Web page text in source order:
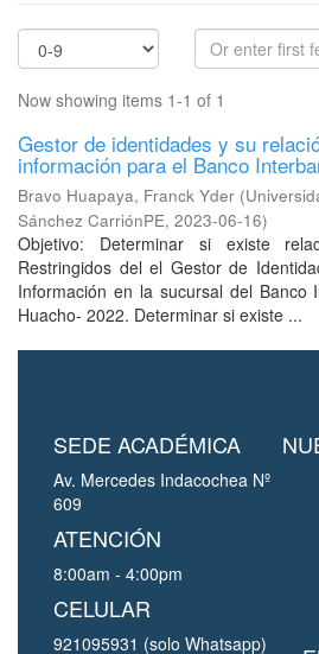
Now showing items 1-1 of 1
Gestor de identidades y su
información para el Banco
Bravo Huapaya, Franck Yder (
Sánchez CarriónPE, 2023-06-16)
Objetivo: Determinar si existe
Restringidos del el Gestor de
Información en la sucursal del Banco
Huacho- 2022. Determinar si existe ...
SEDE ACADÉMICA
Av. Mercedes Indacochea Nº
609
ATENCIÓN
8:00am - 4:00pm
CELULAR
921095931 (solo Whatsapp)